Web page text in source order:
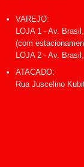
VAREJO:
LOJA 1 - Av.
(com
LOJA 2 - Av.
ATACADO:
Rua Juscelino